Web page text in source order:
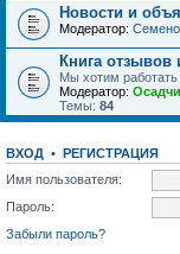
Новости и
Модератор:
Книга отзывов
Мы хотим
Модератор:
Темы: 84
ВХОД • РЕГИСТРАЦИЯ
Имя пользователя:
Пароль:
Забыли пароль?